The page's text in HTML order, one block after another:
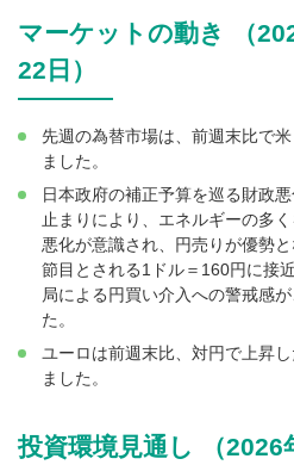
マーケットの動き （
22日）
先週の為替市場は、前週末比で
ました。
日本政府の補正予算を巡る財政
止まりにより、エネルギーの多
悪化が意識され、円売りが優勢
節目とされる1ドル＝160円に接
局による円買い介入への警戒感
た。
ユーロは前週末比、対円で上昇
ました。
投資環境見通し （2026